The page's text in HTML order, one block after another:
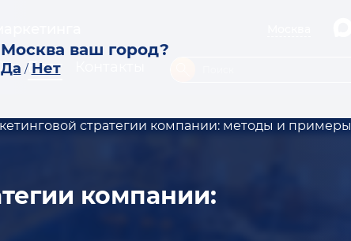
Москва ваш город?
Да / Нет
Блог
стратегии компании: методы и примеры
компании: